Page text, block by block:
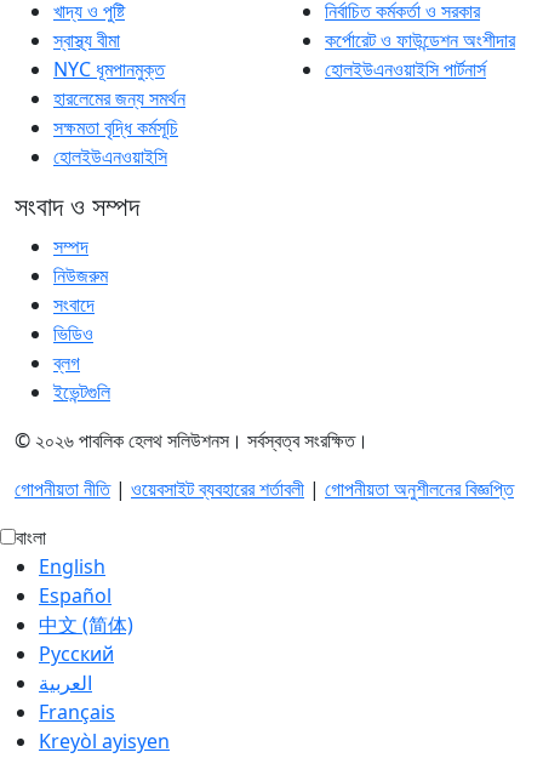
খাদ্য ও পুষ্টি
স্বাস্থ্য বীমা
NYC ধূমপানমুক্ত
হারলেমের জন্য সমর্থন
সক্ষমতা বৃদ্ধি কর্মসূচি
হোলইউএনওয়াইসি
নির্বাচিত কর্মকর্তা ও সরকার
কর্পোরেট ও ফাউন্ডেশন অংশীদার
হোলইউএনওয়াইসি পার্টনার্স
সংবাদ ও সম্পদ
সম্পদ
নিউজরুম
সংবাদে
ভিডিও
ব্লগ
ইভেন্টগুলি
© ২০২৬ পাবলিক হেলথ সলিউশনস। সর্বস্বত্ব সংরক্ষিত।
গোপনীয়তা নীতি | ওয়েবসাইট ব্যবহারের শর্তাবলী | গোপনীয়তা অনুশীলনের বিজ্ঞপ্তি
বাংলা
English
Español
中文 (简体)
Русский
العربية‏
Français
Kreyòl ayisyen